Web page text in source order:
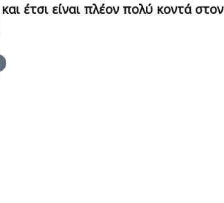
έτσι είναι πλέον πολύ κοντά στον